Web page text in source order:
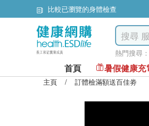
比較已瀏覽的身體檢查
熱門搜尋：
首頁 暑假健康充
主頁 / 訂體檢滿額送百佳劵